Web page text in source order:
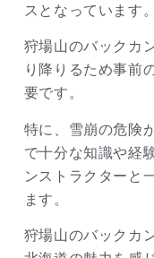
スとなっています。
狩場山のバックカ
り降りるため事前
要です。
特に、雪崩の危険
で十分な知識や経
ンストラクターと
ます。
狩場山のバックカ